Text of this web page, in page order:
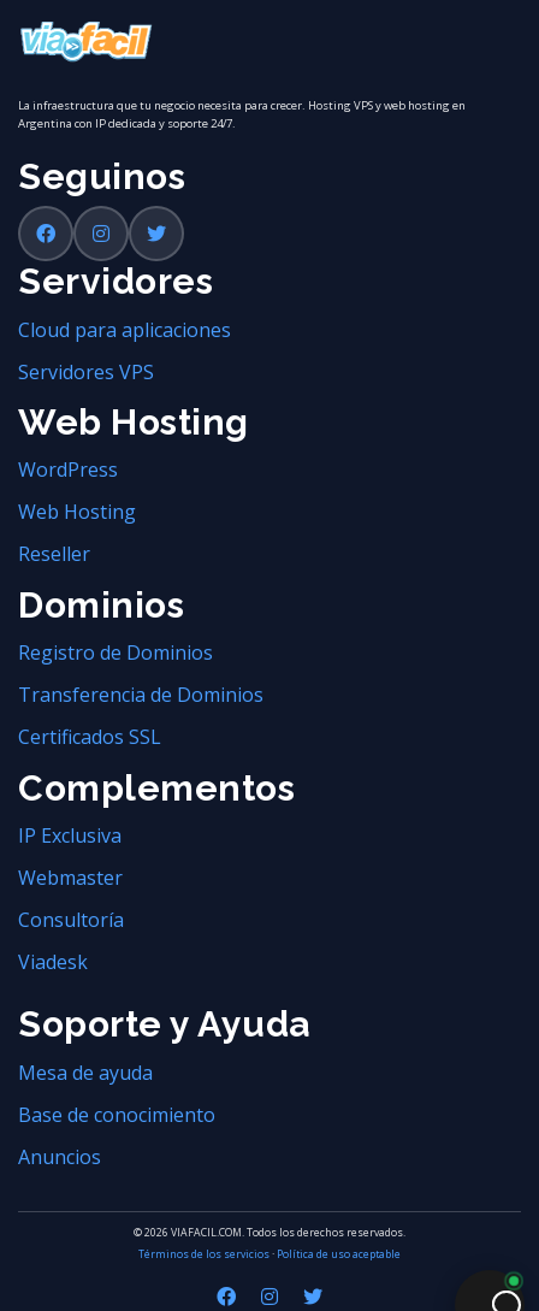
La infraestructura que tu negocio necesita para crecer. Hosting VPS y web hosting en
Argentina con IP dedicada y soporte 24/7.
Seguinos
Servidores
Cloud para aplicaciones
Servidores VPS
Web Hosting
WordPress
Web Hosting
Reseller
Dominios
Registro de Dominios
Transferencia de Dominios
Certificados SSL
Complementos
IP Exclusiva
Webmaster
Consultoría
Viadesk
Soporte y Ayuda
Mesa de ayuda
Base de conocimiento
Anuncios
© 2026 VIAFACIL.COM. Todos los derechos reservados.
Términos de los servicios· Política de uso aceptable